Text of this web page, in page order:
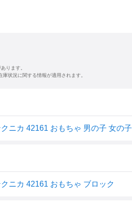
ります。
状況に関する情報が適用されます。
ニカ 42161 おもちゃ 男の子 女の子
ニカ 42161 おもちゃ ブロック